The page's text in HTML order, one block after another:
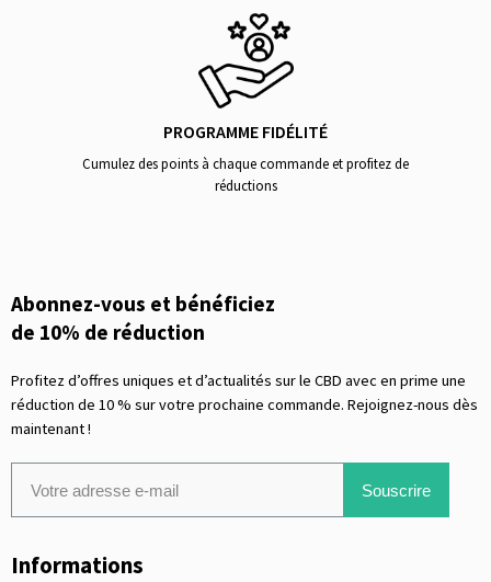
PROGRAMME FIDÉLITÉ
Cumulez des points à chaque commande et profitez de
réductions
Abonnez-vous et bénéficiez
de 10% de réduction
Profitez d’offres uniques et d’actualités sur le CBD avec en prime une
réduction de 10 % sur votre prochaine commande. Rejoignez-nous dès
maintenant !
Souscrire
Informations